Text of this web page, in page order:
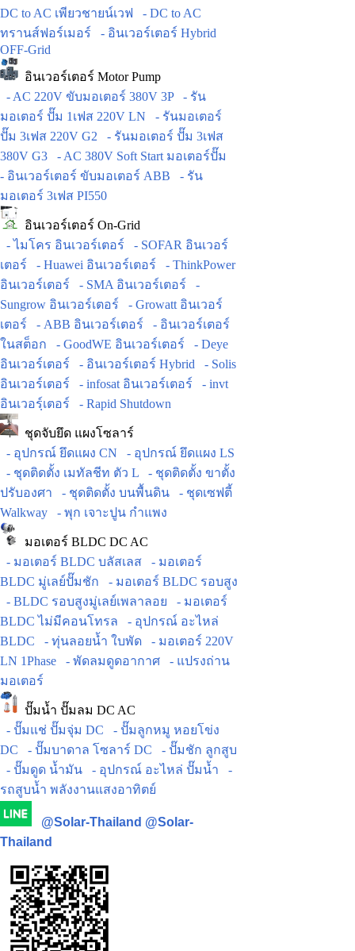
DC to AC เพียวชายน์เวฟ
- DC to AC
ทรานส์ฟอร์เมอร์
- อินเวอร์เตอร์ Hybrid
OFF-Grid
อินเวอร์เตอร์ Motor Pump
- AC 220V ขับมอเตอร์ 380V 3P
- รัน
มอเตอร์ ปั๊ม 1เฟส 220V LN
- รันมอเตอร์
ปั๊ม 3เฟส 220V G2
- รันมอเตอร์ ปั๊ม 3เฟส
380V G3
- AC 380V Soft Start มอเตอร์ปั๊ม
- อินเวอร์เตอร์ ขับมอเตอร์ ABB
- รัน
มอเตอร์ 3เฟส PI550
อินเวอร์เตอร์ On-Grid
- ไมโคร อินเวอร์เตอร์
- SOFAR อินเวอร์
เตอร์
- Huawei อินเวอร์เตอร์
- ThinkPower
อินเวอร์เตอร์
- SMA อินเวอร์เตอร์
-
Sungrow อินเวอร์เตอร์
- Growatt อินเวอร์
เตอร์
- ABB อินเวอร์เตอร์
- อินเวอร์เตอร์
ในสต็อก
- GoodWE อินเวอร์เตอร์
- Deye
อินเวอร์เตอร์
- อินเวอร์เตอร์ Hybrid
- Solis
อินเวอร์เตอร์
- infosat อินเวอร์เตอร์
- invt
อินเวอร์ฺเตอร์
- Rapid Shutdown
ชุดจับยึด แผงโซลาร์
- อุปกรณ์ ยึดแผง CN
- อุปกรณ์ ยึดแผง LS
- ชุดติดตั้ง เมทัลชีท ตัว L
- ชุดติดตั้ง ขาตั้ง
ปรับองศา
- ชุดติดตั้ง บนพื้นดิน
- ชุดเซฟตี้
Walkway
- พุก เจาะปูน กำแพง
มอเตอร์ BLDC DC AC
- มอเตอร์ BLDC บลัสเลส
- มอเตอร์
BLDC มู่เลย์ปั๊มชัก
- มอเตอร์ BLDC รอบสูง
- BLDC รอบสูงมู่เลย์เพลาลอย
- มอเตอร์
BLDC ไม่มีคอนโทรล
- อุปกรณ์ อะไหล่
BLDC
- ทุ่นลอยน้ำ ใบพัด
- มอเตอร์ 220V
LN 1Phase
- พัดลมดูดอากาศ
- แปรงถ่าน
มอเตอร์
ปั๊มน้ำ ปั๊มลม DC AC
- ปั๊มแช่ ปั๊มจุ่ม DC
- ปั๊มลูกหมู หอยโข่ง
DC
- ปั๊มบาดาล โซลาร์ DC
- ปั๊มชัก ลูกสูบ
- ปั๊มดูด น้ำมัน
- อุปกรณ์ อะไหล่ ปั๊มน้ำ
-
รถสูบน้ำ พลังงานแสงอาทิตย์
@Solar-Thailand @Solar-
Thailand